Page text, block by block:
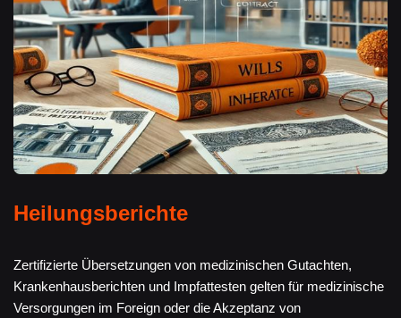
Heilungsberichte
Zertifizierte Übersetzungen von medizinischen Gutachten,
Krankenhausberichten und Impfattesten gelten für medizinische
Versorgungen im Foreign oder die Akzeptanz von